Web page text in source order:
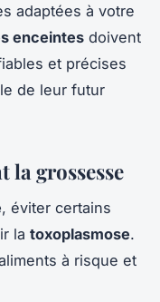
adaptées à votre
enceintes doivent
et précises
de leur futur
la grossesse
, éviter certains
la toxoplasmose.
à risque et